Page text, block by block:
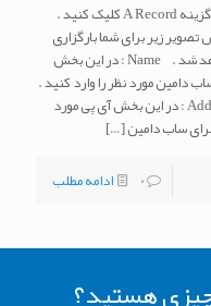
روی گزینه A Record کلیک کنید .
زیر برای شما بارگزاری
خواهد شد . Name : در این بخش
دامین مورد نظر را وارد کنید .
Address : در این بخش آی پی مورد
ساب دامین[…]
0
ادامه مطلب
هستید؟